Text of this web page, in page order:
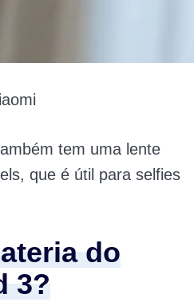
tem uma lente
que é útil para selfies
do
3?